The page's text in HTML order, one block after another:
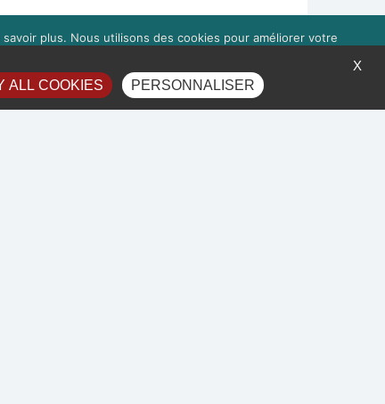
plus. Nous utilisons des cookies pour améliorer votre
X
ALL COOKIES PERSONNALISER